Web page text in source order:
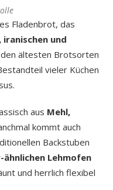
Fladenbrot, das
iranischen und
ältesten Brotsorten
vieler Küchen
aus Mehl,
kommt auch
Backstuben
ähnlichen Lehmofen
und herrlich flexibel